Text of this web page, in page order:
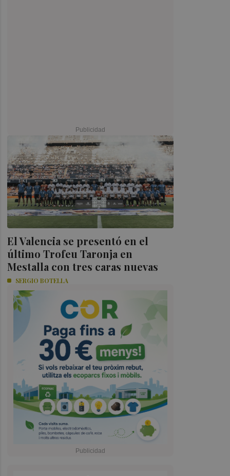
El Valencia se presentó en el
último Trofeu Taronja en
Mestalla con tres caras nuevas
SERGIO BOTELLA